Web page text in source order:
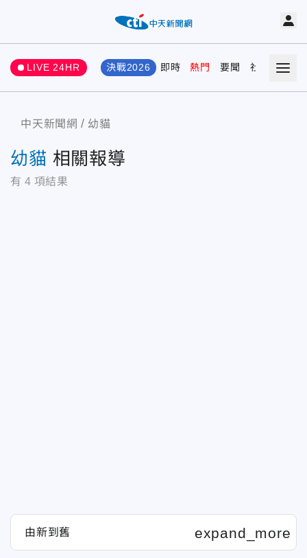
LIVE 24HR 決戰2026 即時 熱門 要聞 社會 娛樂
中天新聞網 幼貓
幼貓 相關報導
有 4 項結果